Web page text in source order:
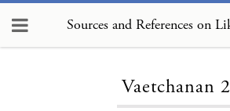
Vaetchanan 2